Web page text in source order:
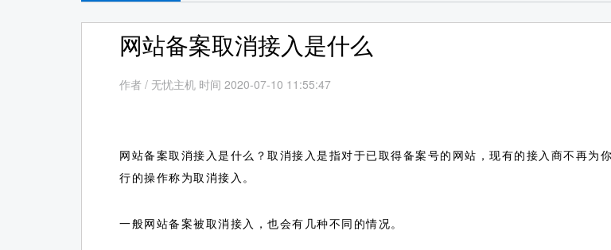
网站备案取消接入是什么
作者 / 无忧主机 时间 2020-07-10 11:55:47
网站备案取消接入是什么？取消接入是指对于已取得备案号的网站，现有的接入商不再为
行的操作称为取消接入。
一般网站备案被取消接入，也会有几种不同的情况。